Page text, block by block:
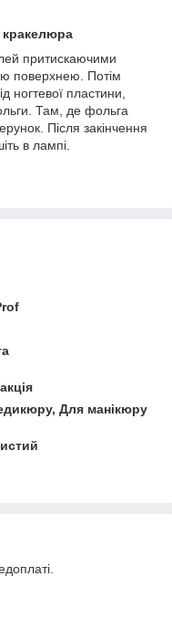
притискаючими
поверхнею. Потім
ногтевої пластини,
Там, де фольга
Після закінчення
в лампі.
Для манікюру